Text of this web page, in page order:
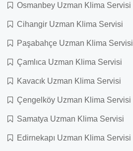
Osmanbey Uzman Klima Servisi
Cihangir Uzman Klima Servisi
Paşabahçe Uzman Klima Servisi
Çamlıca Uzman Klima Servisi
Kavacık Uzman Klima Servisi
Çengelköy Uzman Klima Servisi
Samatya Uzman Klima Servisi
Edirnekapı Uzman Klima Servisi